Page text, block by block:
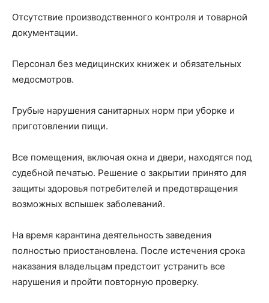
Отсутствие производственного контроля и товарной
документации.
Персонал без медицинских книжек и обязательных
медосмотров.
Грубые нарушения санитарных норм при уборке и
приготовлении пищи.
Все помещения, включая окна и двери, находятся под
судебной печатью. Решение о закрытии принято для
защиты здоровья потребителей и предотвращения
возможных вспышек заболеваний.
На время карантина деятельность заведения
полностью приостановлена. После истечения срока
наказания владельцам предстоит устранить все
нарушения и пройти повторную проверку.